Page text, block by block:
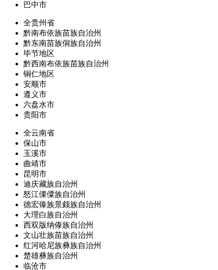
巴中市
全贵州省
黔南布依族苗族自治州
黔东南苗族侗族自治州
毕节地区
黔西南布依族苗族自治州
铜仁地区
安顺市
遵义市
六盘水市
贵阳市
全云南省
保山市
玉溪市
曲靖市
昆明市
迪庆藏族自治州
怒江傈僳族自治州
德宏傣族景颇族自治州
大理白族自治州
西双版纳傣族自治州
文山壮族苗族自治州
红河哈尼族彝族自治州
楚雄彝族自治州
临沧市